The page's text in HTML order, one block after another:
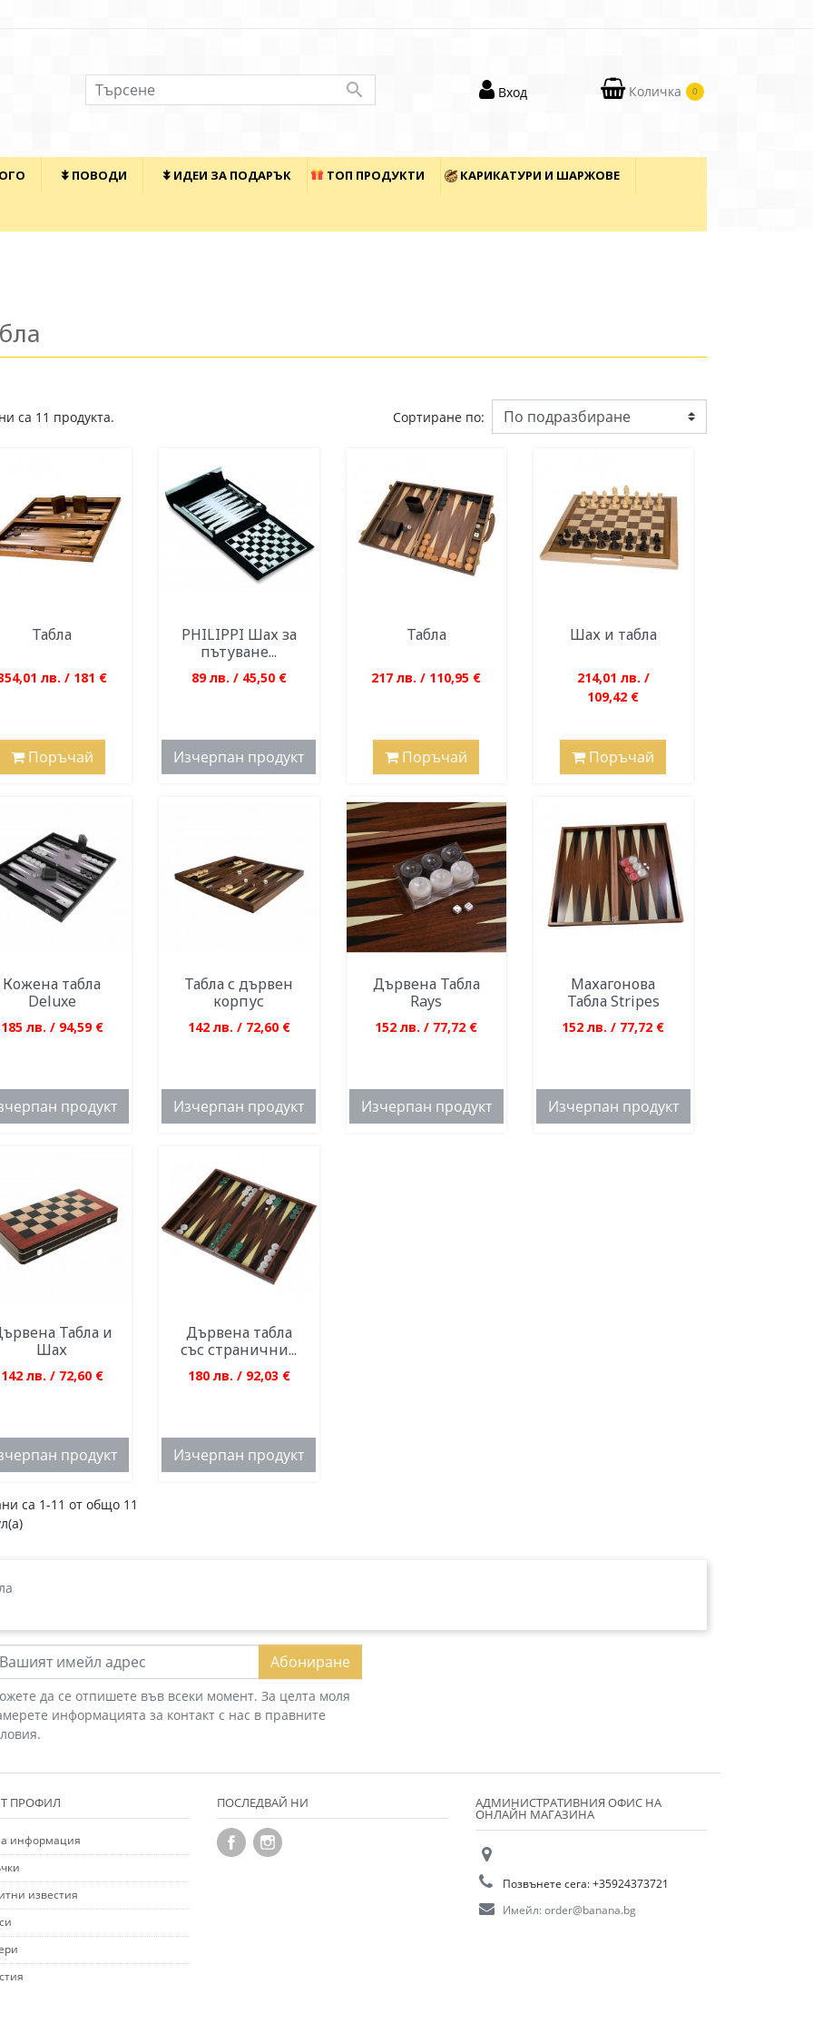
 Вход Количка 0
⯯ ПОВОДИ ⯯ ИДЕИ ЗА ПОДАРЪК ТОП ПРОДУКТИ КАРИКАТУРИ И ШАРЖОВЕ
са 11 продукта. Сортиране по:
Табла
лв. / 181 €
Поръчай
PHILIPPI Шах за
пътуване...
89 лв. / 45,50 €
Изчерпан продукт
Табла
217 лв. / 110,95 €
Поръчай
Шах и табла
214,01 лв. /
109,42 €
Поръчай
Кожена табла
Deluxe
185 лв. / 94,59 €
продукт
Табла с дървен
корпус
142 лв. / 72,60 €
Изчерпан продукт
Дървена Табла
Rays
152 лв. / 77,72 €
Изчерпан продукт
Махагонова
Табла Stripes
152 лв. / 77,72 €
Изчерпан продукт
Табла и
Шах
142 лв. / 72,60 €
продукт
Дървена табла
със странични...
180 лв. / 92,03 €
Изчерпан продукт
са 1-11 от общо 11
Абониране
да се отпишете във всеки момент. За целта моля
информацията за контакт с нас в правните
ПРОФИЛ
информация
известия
ПОСЛЕДВАЙ НИ АДМИНИСТРАТИВНИЯ ОФИС НА
ОНЛАЙН МАГАЗИНА
Позвънете сега:+35924373721
Имейл:order@banana.bg